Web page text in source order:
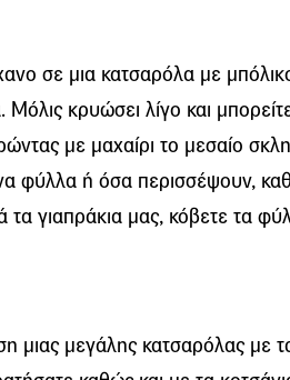
σε μια κατσαρόλα με
Μόλις κρυώσει λίγο και
με μαχαίρι το μεσαίο
φύλλα ή όσα περισσέψουν,
τα γιαπράκια μας, κόβετε τα
μιας μεγάλης κατσαρόλας με